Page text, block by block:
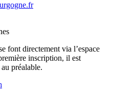
font directement via l’espace
inscription, il est
préalable.